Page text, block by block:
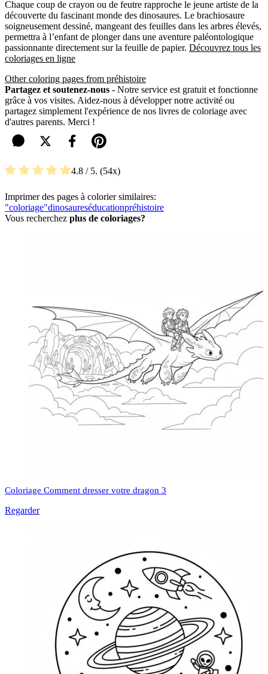
Chaque coup de crayon ou de feutre rapproche le jeune artiste de la
découverte du fascinant monde des dinosaures. Le brachiosaure
soigneusement dessiné, mangeant des feuilles dans les arbres élevés,
permettra à l’enfant de plonger dans une aventure paléontologique
passionnante directement sur la feuille de papier. Découvrez tous les
coloriages en ligne
Other coloring pages from préhistoire
Partagez et soutenez-nous - Notre service est gratuit et fonctionne
grâce à vos visites. Aidez-nous à développer notre activité ou
partagez simplement l'expérience de nos livres de coloriage avec
d'autres parents. Merci !
4.8 / 5. 54
Imprimer des pages à colorier similaires:
"coloriage"dinosaureséducationpréhistoire
Vous recherchez plus de coloriages?
Coloriage Comment dresser votre dragon 3
Regarder